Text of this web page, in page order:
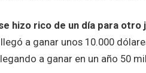
hizo rico de un día para otro
a ganar unos 10.000
a ganar en un año 50